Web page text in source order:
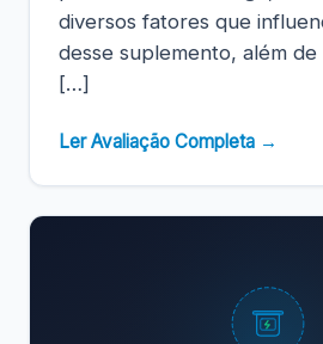
diversos fatores que
desse suplemento, além
[…]
Ler Avaliação Completa →